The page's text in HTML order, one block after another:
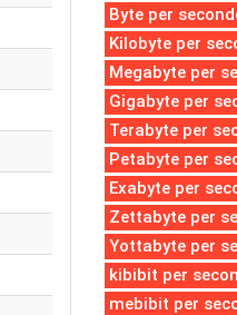
Byte per
Kilobyte per
Megabyte per
Gigabyte per
Terabyte per
Petabyte per
Exabyte per
Zettabyte per
Yottabyte per
kibibit per
mebibit per